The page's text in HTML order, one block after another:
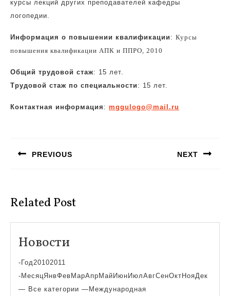
курсы лекций других преподавателей кафедры
логопедии.
Информация о повышении квалификации : Курсы
повышения квалификации АПК и ППРО, 2010
Общий трудовой стаж: 15 лет.
Трудовой стаж по специальности : 15 лет.
Контактная информация : mggulogo@mail.ru
записям
PREVIOUS NEXT
Related Post
Новости
-Год20102011
-МесяцЯнвФевМарАпрМайИюнИюлАвгСенОктНояДек
— Все категории —Международная